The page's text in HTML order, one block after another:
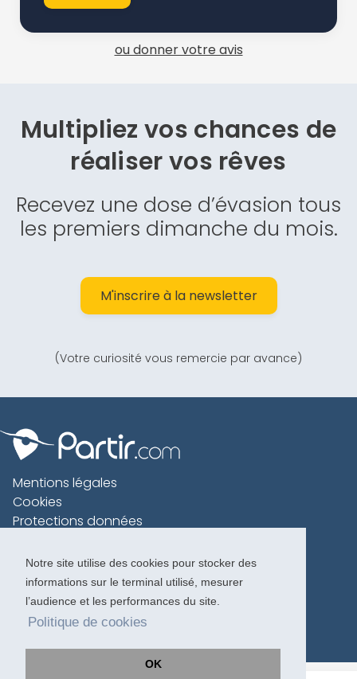
Notre site utilise des cookies pour stocker des
informations sur le terminal utilisé, mesurer
l’audience et les performances du site.
Politique de cookies
OK
ou donner votre avis
Multipliez vos chances de
réaliser vos rêves
Recevez une dose d’évasion tous
les premiers dimanche du mois.
M'inscrire à la newsletter
(Votre curiosité vous remercie par avance)
Mentions légales
Cookies
Protections données
Charte voyageur
Copyright 1996-2026